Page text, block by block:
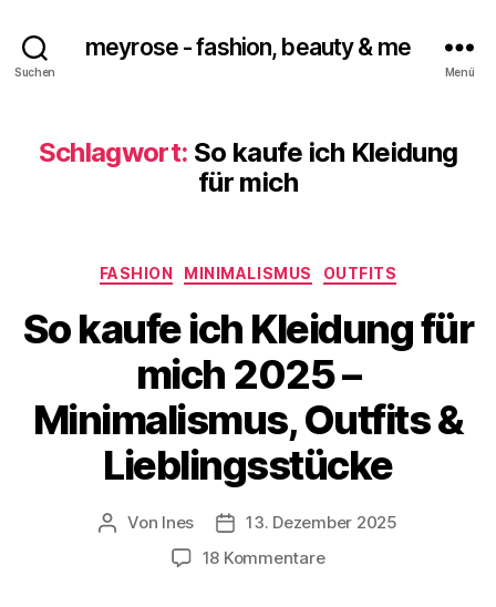
Suchen
meyrose - fashion, beauty & me
Menü
Schlagwort: So kaufe ich Kleidung
für mich
Kategorien
FASHION MINIMALISMUS OUTFITS
So kaufe ich Kleidung für
mich 2025 –
Minimalismus, Outfits &
Lieblingsstücke
Beitragsautor
Von Ines Veröffentlichungsdatum
13. Dezember 2025
18 Kommentarezu